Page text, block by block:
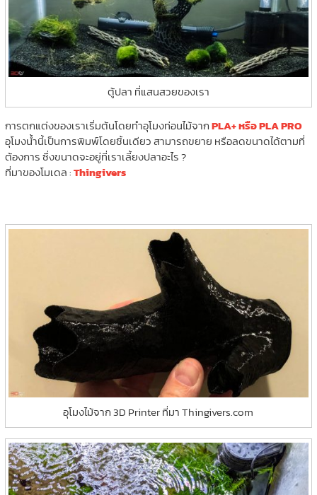
ตู้ปลา ที่แสนสวยของเรา
การตกแต่งของเราเริ่มต้นโดยทำอุโมงท่อนไม้จากPLA+ หรือ PLA PRO
อุโมงน้ำนี้เป็นการพิมพ์โดยชิ้นเดียว สามารถขยาย หรือลดขนาดได้ตามที่
ต้องการ ซึ่งขนาดจะอยู่ที่เราเลี้ยงปลาอะไร ?
ที่มาของโมเดล :Thingivers
อุโมงไม้จาก 3D Printer ที่มา Thingivers.com